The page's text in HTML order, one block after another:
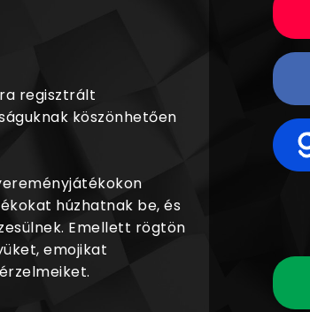
regisztrált
köszönhetően
húzhatnak be, és
Emellett rögtön
emojikat